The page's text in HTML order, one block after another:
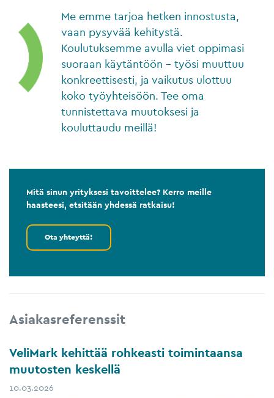
Me emme tarjoa hetken innostusta,
vaan pysyvää kehitystä.
Koulutuksemme avulla viet oppimasi
suoraan käytäntöön – työsi muuttuu
konkreettisesti, ja vaikutus ulottuu
koko työyhteisöön. Tee oma
tunnistettava muutoksesi ja
kouluttaudu meillä!
Mitä sinun yrityksesi tavoittelee? Kerro meille
haasteesi, etsitään yhdessä ratkaisu!
Ota yhteyttä!
Asiakasreferenssit
VeliMark kehittää rohkeasti toimintaansa
muutosten keskellä
10.03.2026